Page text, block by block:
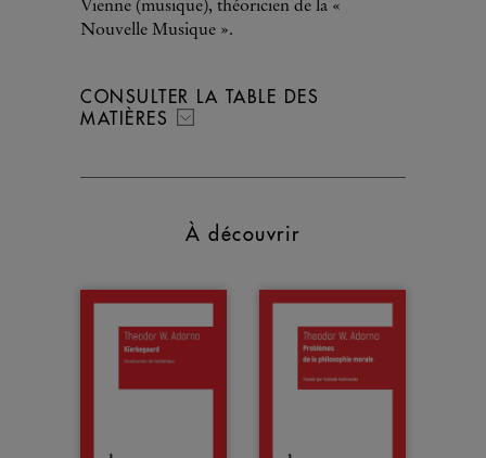
Vienne (musique), théoricien de la «
Nouvelle Musique ».
CONSULTER LA TABLE DES
MATIÈRES
À découvrir